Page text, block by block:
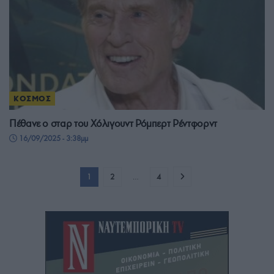
ΚΟΣΜΟΣ
Πέθανε ο σταρ του Χόλιγουντ Ρόμπερτ Ρέντφορντ
16/09/2025 - 3:38μμ
1 2 … 4